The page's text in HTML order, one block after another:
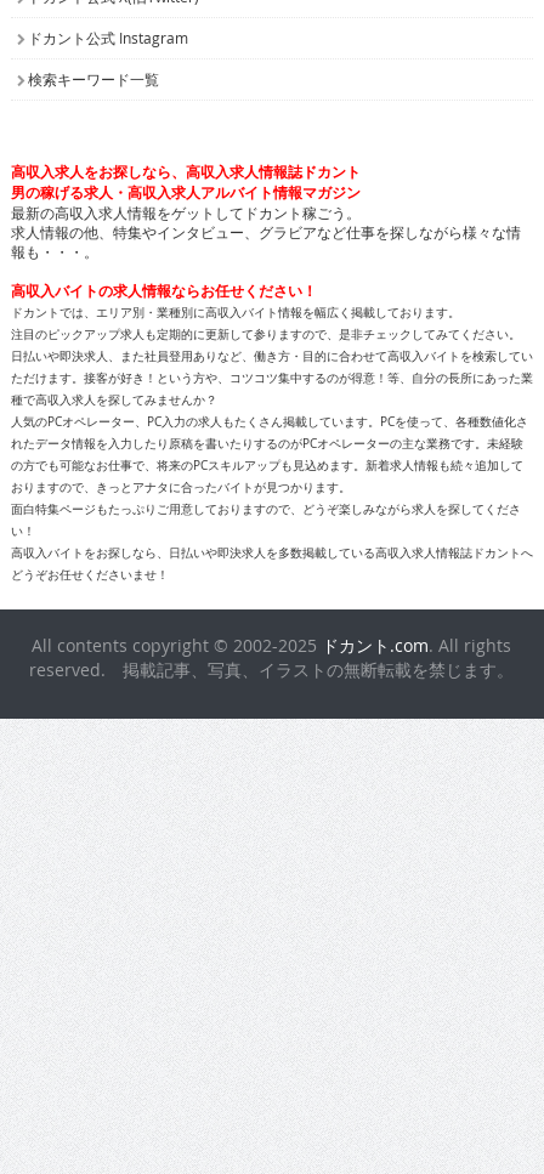
高収入求人をお探しなら、高収入求人情報誌ドカント
報も・・・。
高収入バイトの求人情報ならお任せください！
ドカントでは、エリア別・業種別に高収入バイト情報を幅広く掲載しております。
注目のピックアップ求人も定期的に更新して参りますので、是非チェックしてみてください。
ただけます。接客が好き！という方や、コツコツ集中するのが得意！等、自分の長所にあった業
種で高収入求人を探してみませんか？
人気のPCオペレーター、PC入力の求人もたくさん掲載しています。PCを使って、各種数値化さ
れたデータ情報を入力したり原稿を書いたりするのがPCオペレーターの主な業務です。未経験
の方でも可能なお仕事で、将来のPCスキルアップも見込めます。新着求人情報も続々追加して
おりますので、きっとアナタに合ったバイトが見つかります。
面白特集ページもたっぷりご用意しておりますので、どうぞ楽しみながら求人を探してくださ
い！
高収入バイトをお探しなら、日払いや即決求人を多数掲載している高収入求人情報誌ドカントへ
どうぞお任せくださいませ！
All contents copyright © 2002-2025ドカント.com. All rights
reserved. 掲載記事、写真、イラストの無断転載を禁じます。